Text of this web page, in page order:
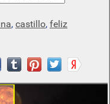
, castillo, feliz